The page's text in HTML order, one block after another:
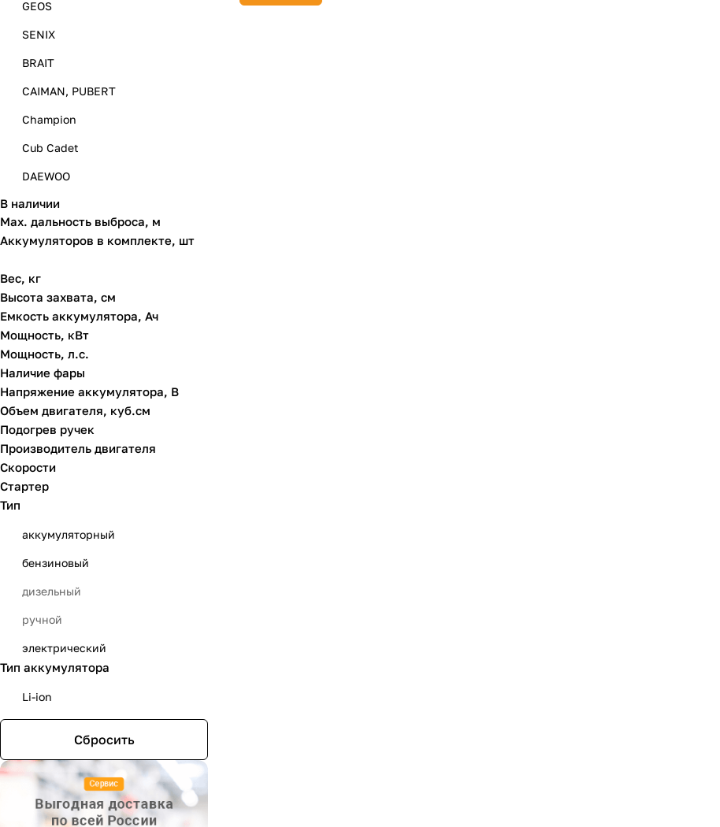
GEOS
SENIX
BRAIT
CAIMAN, PUBERT
Champion
Cub Cadet
DAEWOO
DDE
Huter
Hyundai
MASTER YARD
MTD
Prorab
SNIRREX
ЗУБР
Ресанта
В наличии
Max. дальность выброса, м
Аккумуляторов в комплекте, шт
Вес, кг
Высота захвата, см
Емкость аккумулятора, Ач
Мощность, кВт
Мощность, л.с.
Наличие фары
Напряжение аккумулятора, В
Объем двигателя, куб.см
Подогрев ручек
Производитель двигателя
Скорости
Стартер
Тип
аккумуляторный
бензиновый
дизельный
ручной
электрический
Тип аккумулятора
Li-ion
Сбросить